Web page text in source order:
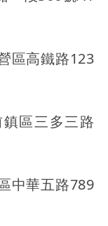
區高鐵路123
區三多三路
中華五路789